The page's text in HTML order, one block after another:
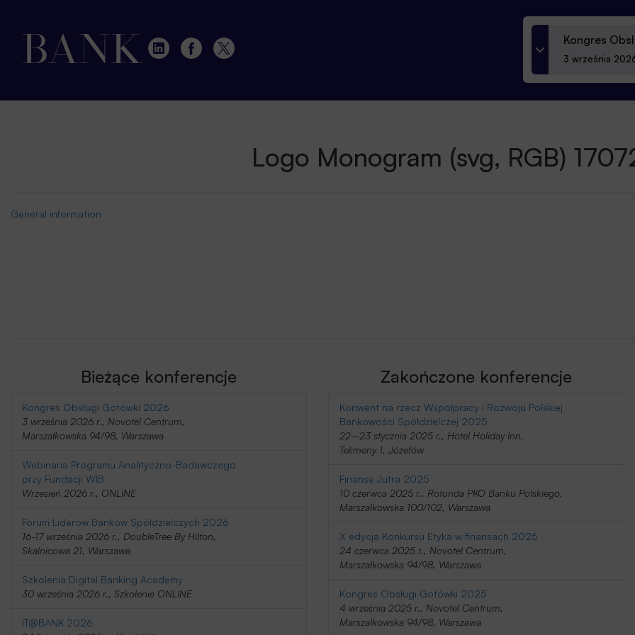
Kongres
3 września
Logo Monogram (svg, RGB)
General information
Bieżące konferencje
Kongres Obsługi Gotówki 2026
3 września 2026 r., Novotel Centrum,
Marszałkowska 94/98, Warszawa
Webinaria Programu Analityczno-Badawczego
przy Fundacji WIB
Wrzesień 2026 r., ONLINE
Forum Liderów Banków Spółdzielczych 2026
16-17 września 2026 r., DoubleTree By Hilton,
Skalnicowa 21, Warszawa
Szkolenia Digital Banking Academy
30 września 2026 r., Szkolenie ONLINE
IT@BANK 2026
Zakończone konferencje
Konwent na rzecz Współpracy i Rozwoju Polskiej
Bankowości Spółdzielczej 2025
22–23 stycznia 2025 r., Hotel Holiday Inn,
Telimeny 1, Józefów
Finanse Jutra 2025
10 czerwca 2025 r., Rotunda PKO Banku Polskiego,
Marszałkowska 100/102, Warszawa
X edycja Konkursu Etyka w finansach 2025
24 czerwca 2025 r., Novotel Centrum,
Marszałkowska 94/98, Warszawa
Kongres Obsługi Gotówki 2025
4 września 2025 r., Novotel Centrum,
Marszałkowska 94/98, Warszawa